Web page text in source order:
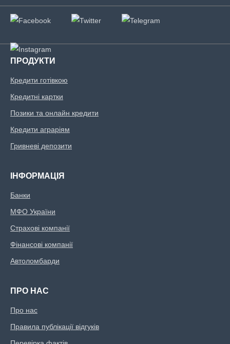
ПРОДУКТИ
Кредити готівкою
Кредитні картки
Позики та онлайн кредити
Кредити аграріям
Гривневі депозити
ІНФОРМАЦІЯ
Банки
МФО України
Страхові компанії
Фінансові компанії
Автоломбарди
ПРО НАС
Про нас
Правила публікації відгуків